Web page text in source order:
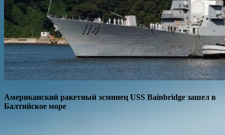
Американский ракетный эсминец USS Bainbridge зашел в
Балтийское море